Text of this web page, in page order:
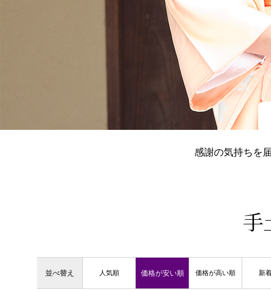
感謝の気持ちを
手
人気順 価格が安い順 価格が高い順 新